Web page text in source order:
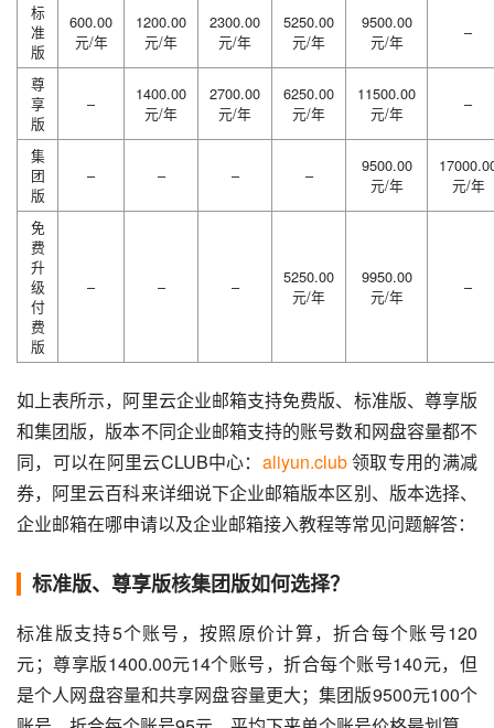
标
准
版
600.00
元/年
1200.00
元/年
2300.00
元/年
5250.00
元/年
9500.00
元/年
–
尊
享
版
–
1400.00
元/年
2700.00
元/年
6250.00
元/年
11500.00
元/年
–
集
团
版
– – – –
9500.00
元/年
元/年
免
费
升
级
付
费
版
– – –
5250.00
元/年
9950.00
元/年
–
如上表所示，阿里云企业邮箱支持免费版、标准版、尊享版
和集团版，版本不同企业邮箱支持的账号数和网盘容量都不
同，可以在阿里云CLUB中心： aliyun.club 领取专用的满减
券，阿里云百科来详细说下企业邮箱版本区别、版本选择、
企业邮箱在哪申请以及企业邮箱接入教程等常见问题解答：
标准版、尊享版核集团版如何选择？
标准版支持5个账号，按照原价计算，折合每个账号120
元；尊享版1400.00元14个账号，折合每个账号140元，但
是个人网盘容量和共享网盘容量更大；集团版9500元100个